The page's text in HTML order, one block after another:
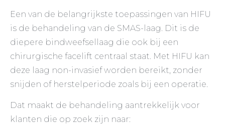
Een van de belangrijkste toepassingen van HIFU
is de behandeling van de SMAS-laag. Dit is de
diepere bindweefsellaag die ook bij een
chirurgische facelift centraal staat. Met HIFU kan
deze laag non-invasief worden bereikt, zonder
snijden of herstelperiode zoals bij een operatie.
Dat maakt de behandeling aantrekkelijk voor
klanten die op zoek zijn naar: